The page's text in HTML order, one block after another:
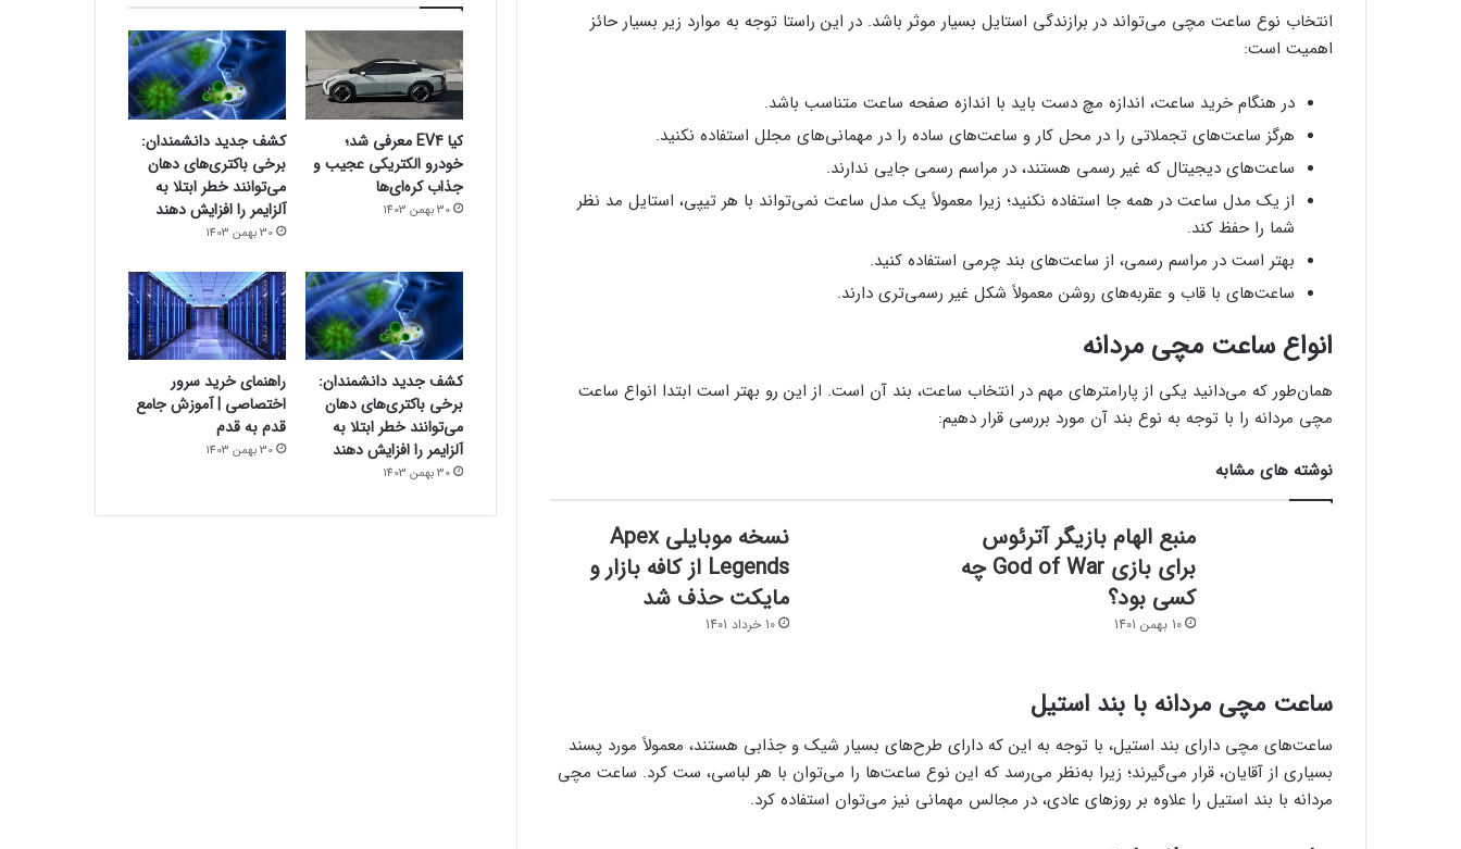
انتخاب نوع ساعت مچی می‌تواند در برازندگی استایل بسیار موثر باشد. در این راستا توجه به موارد زیر بسیار حائز
اهمیت است:
در هنگام خرید ساعت، اندازه مچ دست باید با اندازه صفحه ساعت متناسب باشد.
هرگز ساعت‌های تجملاتی را در محل کار و ساعت‌های ساده را در مهمانی‌های مجلل استفاده نکنید.
ساعت‌های دیجیتال که غیر رسمی هستند، در مراسم رسمی جایی ندارند.
از یک مدل ساعت در همه جا استفاده نکنید؛ زیرا معمولاً یک مدل ساعت نمی‌تواند با هر تیپی، استایل مد نظر
شما را حفظ کند.
بهتر است در مراسم رسمی، از ساعت‌های بند چرمی استفاده کنید.
ساعت‌های با قاب و عقربه‌های روشن معمولاً شکل غیر رسمی‌تری دارند.
انواع ساعت مچی مردانه
همان‌طور که می‌دانید یکی از پارامتر‌های مهم در انتخاب ساعت، بند آن است. از این رو بهتر است ابتدا انواع ساعت
مچی مردانه را با توجه به نوع بند آن مورد بررسی قرار دهیم:
نوشته های مشابه
منبع الهام بازیگر آترئوس
برای بازی God of War چه
کسی بود؟
10 بهمن 1401
نسخه موبایلی Apex
Legends از کافه بازار و
مایکت حذف شد
10 خرداد 1401
ساعت مچی مردانه با بند استیل
ساعت‌های مچی دارا‌ی بند استیل، با توجه به این که دارا‌ی طرح‌های بسیار شیک و جذابی هستند، معمولاً مورد پسند
بسیاری از آقایان، قرار می‌گیرند؛ زیرا به‌نظر می‌رسد که این نوع ساعت‌ها را می‌توان با هر لباسی، ست کرد. ساعت مچی
مردانه با بند استیل را علاوه بر روز‌های عادی، در مجالس مهمانی نیز می‌توان استفاده کرد.
کیا EV4 معرفی شد؛
خودرو الکتریکی عجیب و
جذاب کره‌ای‌ها
30 بهمن 1403
کشف جدید دانشمندان:
برخی باکتری‌های دهان
می‌توانند خطر ابتلا به
آلزایمر را افزایش دهند
30 بهمن 1403
کشف جدید دانشمندان:
برخی باکتری‌های دهان
می‌توانند خطر ابتلا به
آلزایمر را افزایش دهند
30 بهمن 1403
راهنمای خرید سرور
اختصاصی | آموزش جامع
قدم به قدم
30 بهمن 1403